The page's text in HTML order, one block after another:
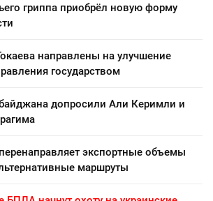
гриппа приобрёл новую форму
направлены на улучшение
государством
допросили Али Керимли и
экспортные объемы
маршруты